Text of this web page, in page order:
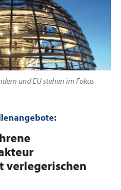
und EU stehen im Fokus
:
verlegerischen